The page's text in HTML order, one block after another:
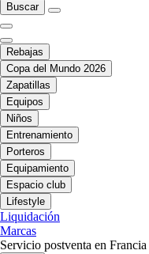
Buscar
Rebajas
Copa del Mundo 2026
Zapatillas
Equipos
Niños
Entrenamiento
Porteros
Equipamiento
Espacio club
Lifestyle
Liquidación
Marcas
Servicio postventa en Francia